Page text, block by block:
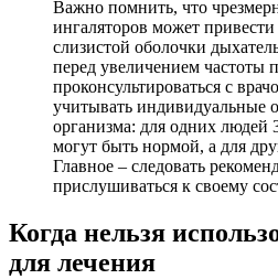
Важно помнить, что
ингаляторов может
слизистой оболочки
перед увеличением частоты
проконсультироваться с
учитывать индивидуальные
организма: для одних людей
могут быть нормой, а для
Главное – следовать
прислушиваться к своему
Когда нельзя
для лечения